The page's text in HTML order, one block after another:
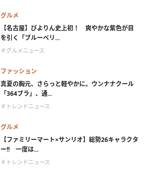
グルメ
【名古屋】ぴよりん史上初！ 爽やかな紫色が目
を引く「ブルーベリ...
＃グルメニュース
ファッション
真夏の胸元、さらっと軽やかに。ウンナナクール
「364ブラ」、通...
＃トレンドニュース
グルメ
【ファミリーマート×サンリオ】総勢26キャラクタ
ー!! 一度は...
＃トレンドニュース